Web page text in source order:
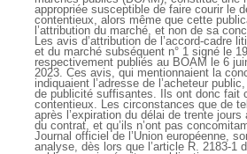
appropriée susceptible de faire courir le
contentieux, alors même que cette
l’attribution du marché, et non de sa
Les avis d’attribution de l’accord-cadre
et du marché subséquent n° 1 signé le
respectivement publiés au BOAM le 6
2023. Ces avis, qui mentionnaient la
indiquaient l’adresse de l’acheteur
de publicité suffisantes. Ils ont donc fait
contentieux. Les circonstances que de
après l’expiration du délai de trente
du contrat, et qu’ils n’ont pas
Journal officiel de l’Union européenne,
analyse, dès lors que l’article R. 2183-1